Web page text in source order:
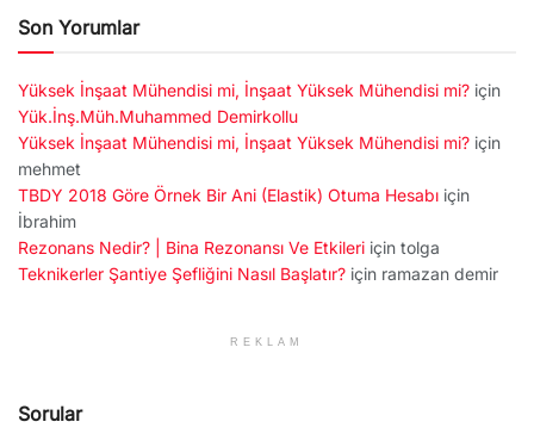
Son Yorumlar
Yüksek İnşaat Mühendisi mi, İnşaat Yüksek Mühendisi mi? için
Yük.İnş.Müh.Muhammed Demirkollu
Yüksek İnşaat Mühendisi mi, İnşaat Yüksek Mühendisi mi? için
mehmet
TBDY 2018 Göre Örnek Bir Ani (Elastik) Otuma Hesabı için
İbrahim
Rezonans Nedir? | Bina Rezonansı Ve Etkileri için tolga
Teknikerler Şantiye Şefliğini Nasıl Başlatır? için ramazan demir
REKLAM
Sorular